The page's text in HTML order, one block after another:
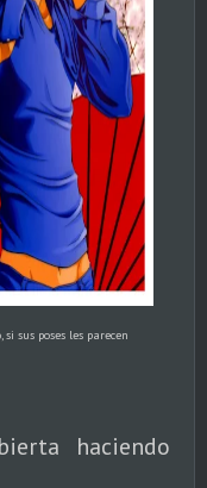
si sus poses les parecen
haciendo